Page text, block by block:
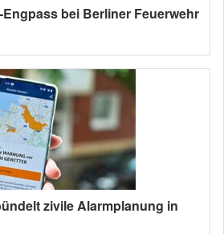
bei Berliner Feuerwehr
zivile Alarmplanung in